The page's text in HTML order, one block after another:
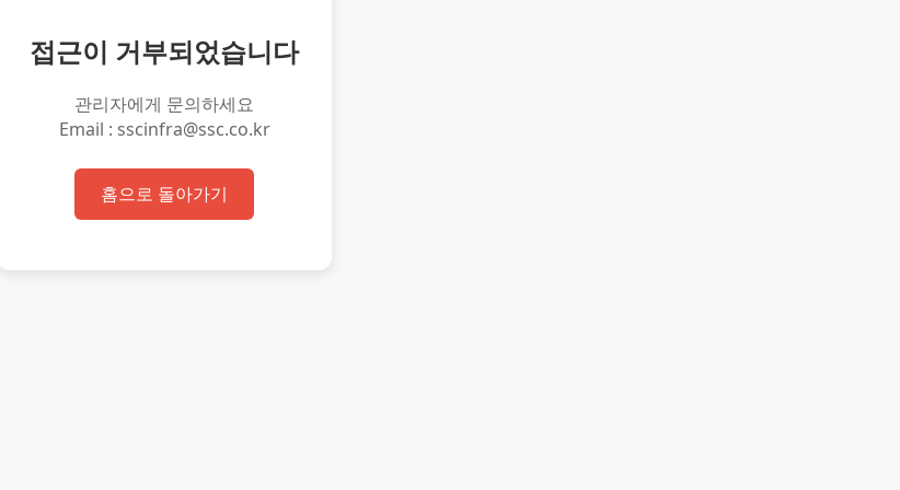
접근이 거부되었습니다
관리자에게 문의하세요
Email : sscinfra@ssc.co.kr
홈으로 돌아가기